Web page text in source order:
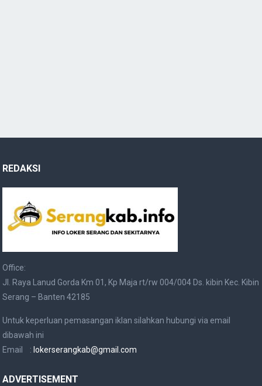
REDAKSI
Office:
Jl. Raya Lanud Gorda Km 01, Kp Maja rt/rw 004/004 Ds. kibin Kec. Kibin
Serang – Banten 42185
Untuk keperluan pemasangan iklan silahkan hubungi via email
dibawah ini
Email : lokerserangkab@gmail.com
ADVERTISEMENT